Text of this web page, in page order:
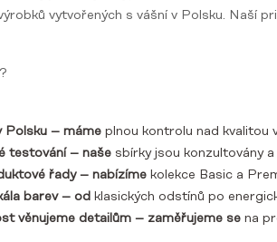
vytvořených s vášní v Polsku. Naší
Polsku – máme plnou kontrolu nad kvalitou
testování – naše sbírky jsou konzultovány
řady – nabízíme kolekce Basic a
barev – od klasických odstínů po
věnujeme detailům – zaměřujeme se na